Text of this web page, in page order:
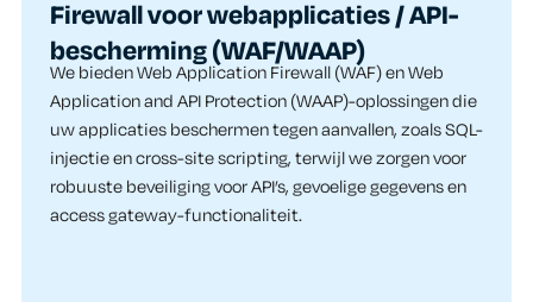
Firewall voor webapplicaties / API-
bescherming (WAF/WAAP)​
We bieden Web Application Firewall (WAF) en Web
Application and API Protection (WAAP)-oplossingen die
uw applicaties beschermen tegen aanvallen, zoals SQL-
injectie en cross-site scripting, terwijl we zorgen voor
robuuste beveiliging voor API’s, gevoelige gegevens en
access gateway-functionaliteit.